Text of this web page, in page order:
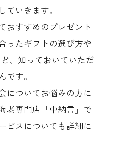
ひかり)
いきます。
おすすめのプレゼント
ったギフトの選び方や
、知っておいていただ
す。
についてお悩みの方に
老専門店「中納言」で
ビスについても詳細に